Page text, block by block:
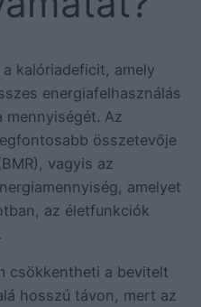
kalóriadeficit, amely
energiafelhasználás
mennyiségét. Az
összetevője
vagyis az
amelyet
az életfunkciók
csökkentheti a bevitelt
hosszú távon, mert az